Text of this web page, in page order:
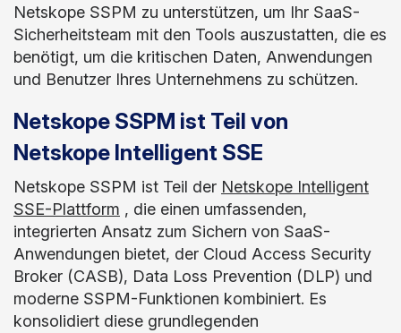
Netskope SSPM zu unterstützen, um Ihr SaaS-
Sicherheitsteam mit den Tools auszustatten, die es
benötigt, um die kritischen Daten, Anwendungen
und Benutzer Ihres Unternehmens zu schützen.
Netskope SSPM ist Teil von
Netskope Intelligent SSE
Netskope SSPM ist Teil der Netskope Intelligent
SSE-Plattform , die einen umfassenden,
integrierten Ansatz zum Sichern von SaaS-
Anwendungen bietet, der Cloud Access Security
Broker (CASB), Data Loss Prevention (DLP) und
moderne SSPM-Funktionen kombiniert. Es
konsolidiert diese grundlegenden